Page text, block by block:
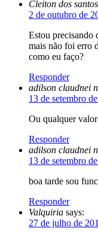
Cleiton dos
2 de outubro de
Estou precisando
mais não foi erro
como eu faço?
Responder
adilson claudnei
13 de setembro
Ou qualquer
Responder
adilson claudnei
13 de setembro
boa tarde sou
Responder
Valquiria says:
27 de julho de